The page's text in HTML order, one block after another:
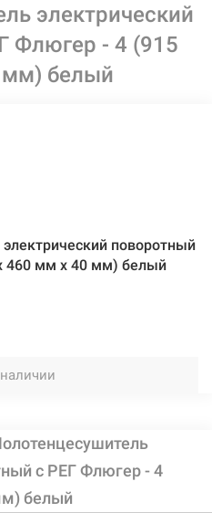
электрический
Флюгер - 4 (915
белый
поворотный
460 мм х 40 мм) белый
с РЕГ Флюгер - 4
белый